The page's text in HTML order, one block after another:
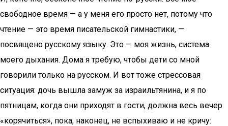
свободное время — а у меня его просто нет, потому что
чтение — это время писательской гимнастики, —
посвящено русскому языку. Это — моя жизнь, система
моего дыхания. Дома я требую, чтобы дети со мной
говорили только на русском. И вот тоже стрессовая
ситуация: дочь вышла замуж за израильтянина, и я по
пятницам, когда они приходят в гости, должна весь вечер
«корячиться», пока, наконец, не вспыхиваю и не кричу: